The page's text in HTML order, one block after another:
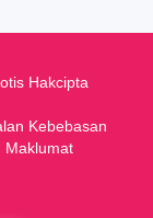
Hakcipta
Kebebasan
Maklumat